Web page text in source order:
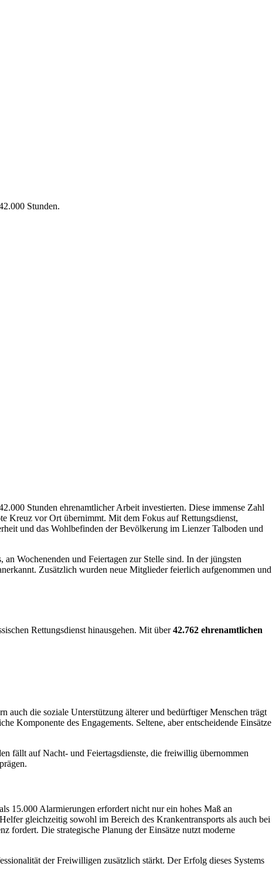
Stunden.
Stunden ehrenamtlicher Arbeit investierten. Diese immense Zahl
Kreuz vor Ort übernimmt. Mit dem Fokus auf Rettungsdienst,
und das Wohlbefinden der Bevölkerung im Lienzer Talboden und
Wochenenden und Feiertagen zur Stelle sind. In der jüngsten
Zusätzlich wurden neue Mitglieder feierlich aufgenommen und
Rettungsdienst hinausgehen. Mit über42.762 ehrenamtlichen
die soziale Unterstützung älterer und bedürftiger Menschen trägt
Komponente des Engagements. Seltene, aber entscheidende Einsätze
fällt auf Nacht- und Feiertagsdienste, die freiwillig übernommen
15.000 Alarmierungen erfordert nicht nur ein hohes Maß an
gleichzeitig sowohl im Bereich des Krankentransports als auch bei
fordert. Die strategische Planung der Einsätze nutzt moderne
der Freiwilligen zusätzlich stärkt. Der Erfolg dieses Systems